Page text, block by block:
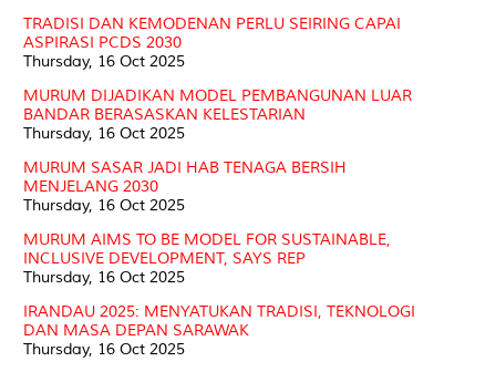
TRADISI DAN KEMODENAN PERLU SEIRING CAPAI
ASPIRASI PCDS 2030
Thursday, 16 Oct 2025
MURUM DIJADIKAN MODEL PEMBANGUNAN LUAR
BANDAR BERASASKAN KELESTARIAN
Thursday, 16 Oct 2025
MURUM SASAR JADI HAB TENAGA BERSIH
MENJELANG 2030
Thursday, 16 Oct 2025
MURUM AIMS TO BE MODEL FOR SUSTAINABLE,
INCLUSIVE DEVELOPMENT, SAYS REP
Thursday, 16 Oct 2025
IRANDAU 2025: MENYATUKAN TRADISI, TEKNOLOGI
DAN MASA DEPAN SARAWAK
Thursday, 16 Oct 2025